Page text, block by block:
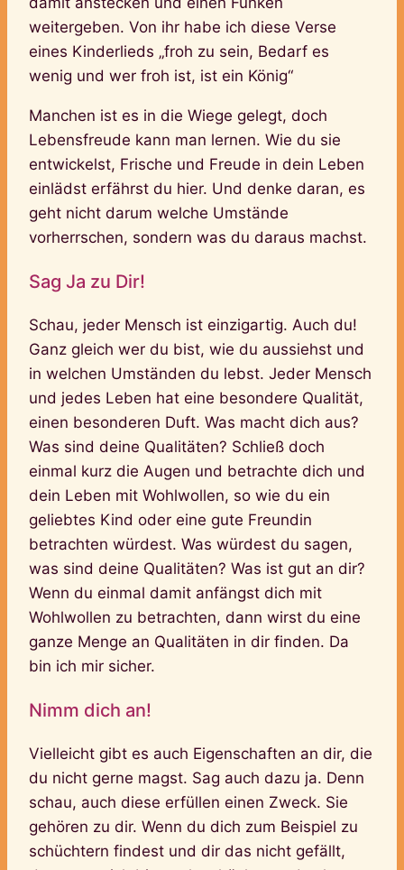
weitergeben. Von ihr habe ich diese Verse
eines Kinderlieds „froh zu sein, Bedarf es
wenig und wer froh ist, ist ein König“
Manchen ist es in die Wiege gelegt, doch
Lebensfreude kann man lernen. Wie du sie
entwickelst, Frische und Freude in dein Leben
einlädst erfährst du hier. Und denke daran, es
geht nicht darum welche Umstände
vorherrschen, sondern was du daraus machst.
Sag Ja zu Dir!
Schau, jeder Mensch ist einzigartig. Auch du!
Ganz gleich wer du bist, wie du aussiehst und
in welchen Umständen du lebst. Jeder Mensch
und jedes Leben hat eine besondere Qualität,
einen besonderen Duft. Was macht dich aus?
Was sind deine Qualitäten? Schließ doch
einmal kurz die Augen und betrachte dich und
dein Leben mit Wohlwollen, so wie du ein
geliebtes Kind oder eine gute Freundin
betrachten würdest. Was würdest du sagen,
was sind deine Qualitäten? Was ist gut an dir?
Wenn du einmal damit anfängst dich mit
Wohlwollen zu betrachten, dann wirst du eine
ganze Menge an Qualitäten in dir finden. Da
bin ich mir sicher.
Nimm dich an!
Vielleicht gibt es auch Eigenschaften an dir, die
du nicht gerne magst. Sag auch dazu ja. Denn
schau, auch diese erfüllen einen Zweck. Sie
gehören zu dir. Wenn du dich zum Beispiel zu
schüchtern findest und dir das nicht gefällt,